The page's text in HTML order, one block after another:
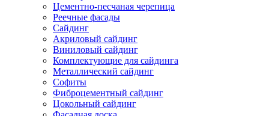
Цементно-песчаная черепица
Реечные фасады
Сайдинг
Акриловый сайдинг
Виниловый сайдинг
Комплектующие для сайдинга
Металлический сайдинг
Софиты
Фиброцементный сайдинг
Цокольный сайдинг